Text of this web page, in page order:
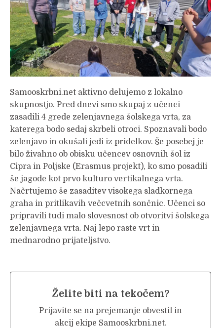
Samooskrbni.net aktivno delujemo z lokalno
skupnostjo. Pred dnevi smo skupaj z učenci
zasadili 4 grede zelenjavnega šolskega vrta, za
katerega bodo sedaj skrbeli otroci. Spoznavali bodo
zelenjavo in okušali jedi iz pridelkov. Še posebej je
bilo živahno ob obisku učencev osnovnih šol iz
Cipra in Poljske (Erasmus projekt), ko smo posadili
še jagode kot prvo kulturo vertikalnega vrta.
Načrtujemo še zasaditev visokega sladkornega
graha in pritlikavih večcvetnih sončnic. Učenci so
pripravili tudi malo slovesnost ob otvoritvi šolskega
zelenjavnega vrta. Naj lepo raste vrt in
mednarodno prijateljstvo.
Želite biti na tekočem?
Prijavite se na prejemanje obvestil in
akcij ekipe Samooskrbni.net.